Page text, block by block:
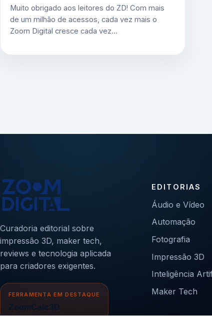
Muito obrigado aos leitores do ZD! Com mais
de um milhão de acessos, cada vez mais o
Zoom Digital cresce cada vez…
Curadoria editorial sobre
impressão 3D, maker tech,
reviews e tecnologia aplicada
para criadores exigentes.
FERRAMENTA EM DESTAQUE
ZoomCalc3D
EDITORIAS
Áudio e Vídeo
Automação
Fotografia
Impressão 3D
Inteligência
Maker Tech